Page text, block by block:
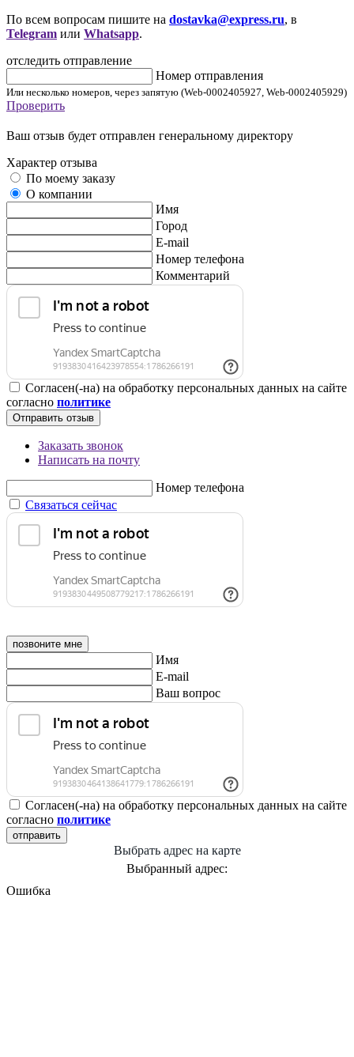
По всем вопросам пишите на dostavka@express.ru, в
Telegram или Whatsapp.
отследить отправление
Номер отправления
Или несколько номеров, через запятую (Web-0002405927, Web-0002405929)
Проверить
Ваш отзыв будет отправлен генеральному директору
Характер отзыва
По моему заказу
О компании
Имя
Город
E-mail
Номер телефона
Комментарий
Согласен(-на) на обработку персональных данных на сайте
согласно политике
Отправить отзыв
Заказать звонок
Написать на почту
Номер телефона
Связаться сейчас
позвоните мне
Имя
E-mail
Ваш вопрос
Согласен(-на) на обработку персональных данных на сайте
согласно политике
отправить
Выбрать адрес на карте
Выбранный адрес:
Ошибка